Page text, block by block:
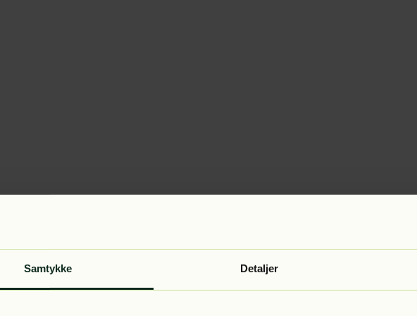
Samtykke Detaljer